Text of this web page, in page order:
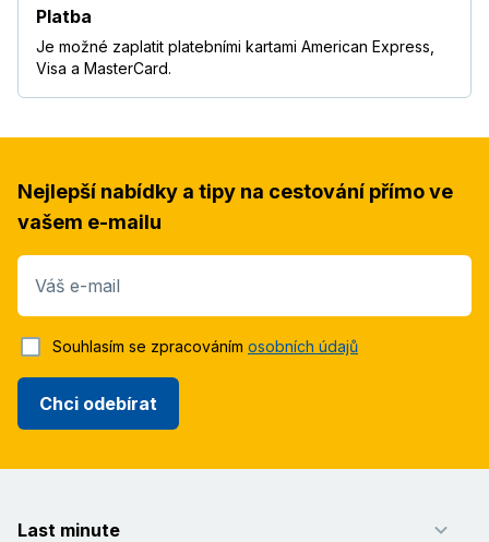
Platba
Je možné zaplatit platebními kartami American Express,
Visa a MasterCard.
Nejlepší nabídky a tipy na cestování přímo ve
vašem e-mailu
Váš e-mail
Chci odebírat
Souhlasím se zpracováním osobních údajů
Last minute